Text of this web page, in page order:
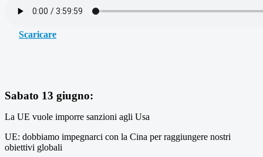
Scaricare
Sabato 13 giugno:
La UE vuole imporre sanzioni agli Usa
UE: dobbiamo impegnarci con la Cina per raggiungere nostri
obiettivi globali